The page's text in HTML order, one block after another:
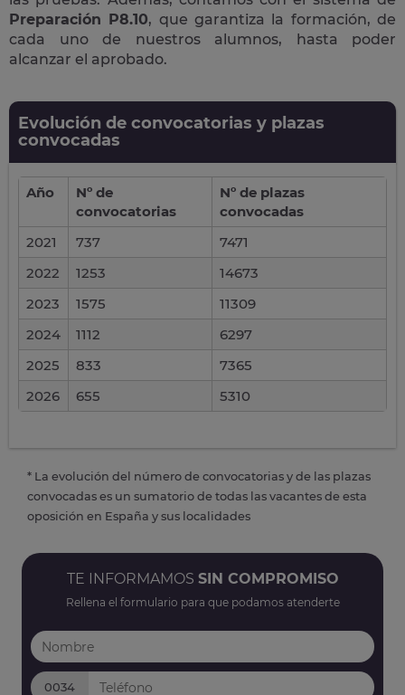
Preparación P8.10, que garantiza la formación, de
cada uno de nuestros alumnos, hasta poder
alcanzar el aprobado.
Evolución de convocatorias y plazas
convocadas
Año
Nº de
convocatorias
Nº de plazas
convocadas
2021
737
7471
2022
1253
14673
2023
1575
11309
2024
1112
6297
2025
833
7365
2026
655 5310
* La evolución del número de convocatorias y de las plazas
convocadas es un sumatorio de todas las vacantes de esta
oposición en España y sus localidades
TE INFORMAMOS SIN COMPROMISO
Rellena el formulario para que podamos atenderte
0034